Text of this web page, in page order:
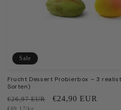
Sale
Frucht Dessert Probierbox – 3
Sorten)
Normaler
€26,97 EUR Verkaufspreis
€24,90 EUR
Grundpreis
€69,17/kg